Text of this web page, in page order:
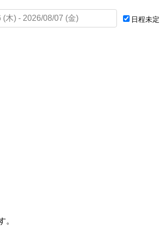
日程未定
。